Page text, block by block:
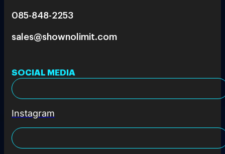
085-848-2253
sales@shownolimit.com
SOCIAL MEDIA
Instagram